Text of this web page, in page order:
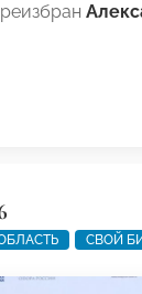
СВОЙ